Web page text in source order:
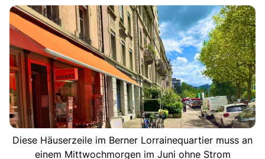
Diese Häuserzeile im Berner Lorrainequartier muss an
einem Mittwochmorgen im Juni ohne Strom